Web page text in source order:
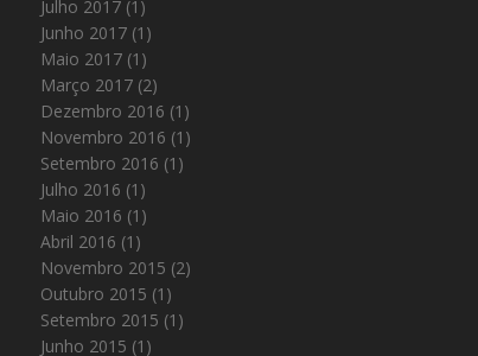
Julho 2017(1)
Junho 2017(1)
Maio 2017(1)
Março 2017(2)
Dezembro 2016 (1)
Novembro 2016 (1)
Setembro 2016 (1)
Julho 2016 (1)
Maio 2016 (1)
Abril 2016 (1)
Novembro 2015 (2)
Outubro 2015 (1)
Setembro 2015 (1)
Junho 2015 (1)